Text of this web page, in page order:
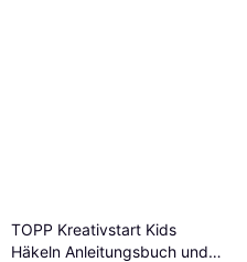
TOPP Kreativstart Kids
Häkeln Anleitungsbuch und